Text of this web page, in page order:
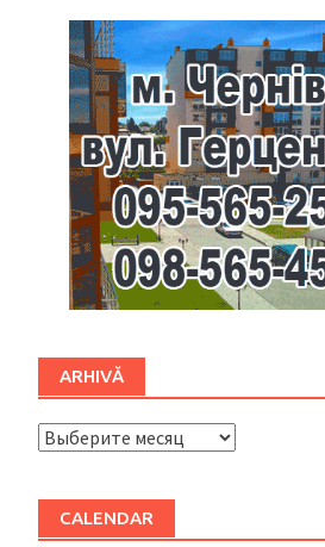
ARHIVĂ
ARHIVĂ
CALENDAR